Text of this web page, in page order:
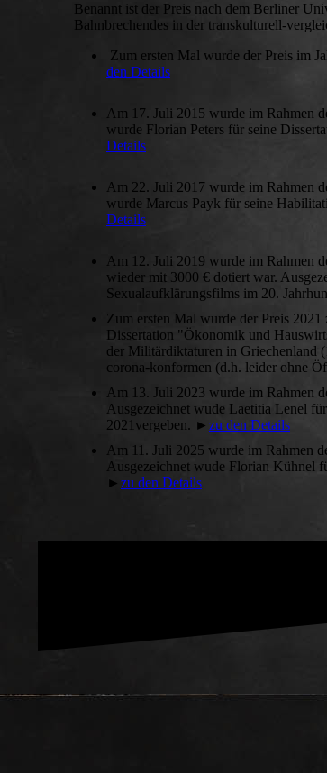
Benannt ist der Preis nach dem Berliner
Bahnbrechendes in der transkulturell-
Zum ersten Mal wurde der Preis im
den Details
Am 17. Juli 2015 wurde im Rahmen
wurde Florian Peters für seine
Details
Am 22. Juli 2017 wurde im Rahmen
wurde Marcus Payk für seine
Details
Am 12. Juli 2019 wurde im Rahmen
wieder mit 3000 € dotiert war.
Sexualaufklärungsfilms im 20.
Zum ersten Mal wurde der Preis
Dissertation "Ökonomik und
der Militärdiktaturen in Griechenland
corona-konformen (d.h. leider ohne
Am 13. Juli 2023 wurde im Rahmen
Ausgezeichnet wude Laetitia Lenel
2021vergeben. ► zu den Details
Am 11. Juli 2025 wurde im Rahmen
Ausgezeichnet wude Florian Kühnel
► zu den Details